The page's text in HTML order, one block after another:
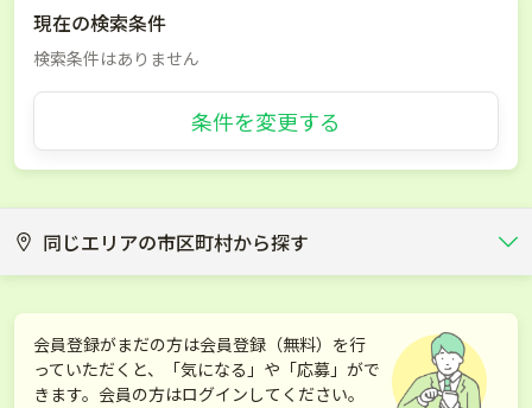
現在の検索条件
検索条件はありません
条件を変更する
同じエリアの市区町村から探す
厚岸郡厚岸町 厚岸郡浜中町
会員登録がまだの方は会員登録（無料）を行
っていただくと、「気になる」や「応募」がで
きます。会員の方はログインしてください。